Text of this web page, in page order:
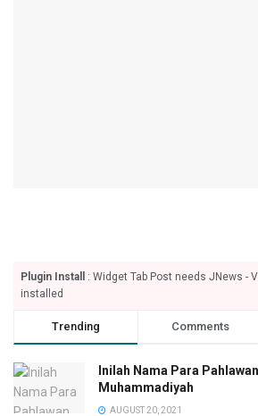
Plugin Install
: Widget Tab Post needs JNews -
installed
Trending Comments
Inilah Nama Para
Muhammadiyah
AUGUST 20, 2021